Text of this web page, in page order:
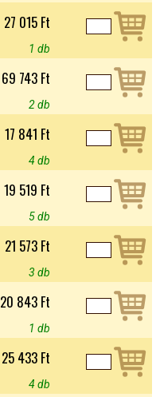
27 015 Ft
1 db
69 743 Ft
2 db
17 841 Ft
4 db
19 519 Ft
5 db
21 573 Ft
3 db
20 843 Ft
1 db
25 433 Ft
4 db